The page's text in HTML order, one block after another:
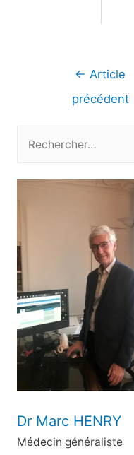
Navigation
← Article
précédent
c
h
r
c
h
e
r
Dr Marc HENRY
Médecin généraliste